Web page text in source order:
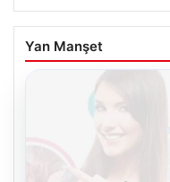
Yan Manşet